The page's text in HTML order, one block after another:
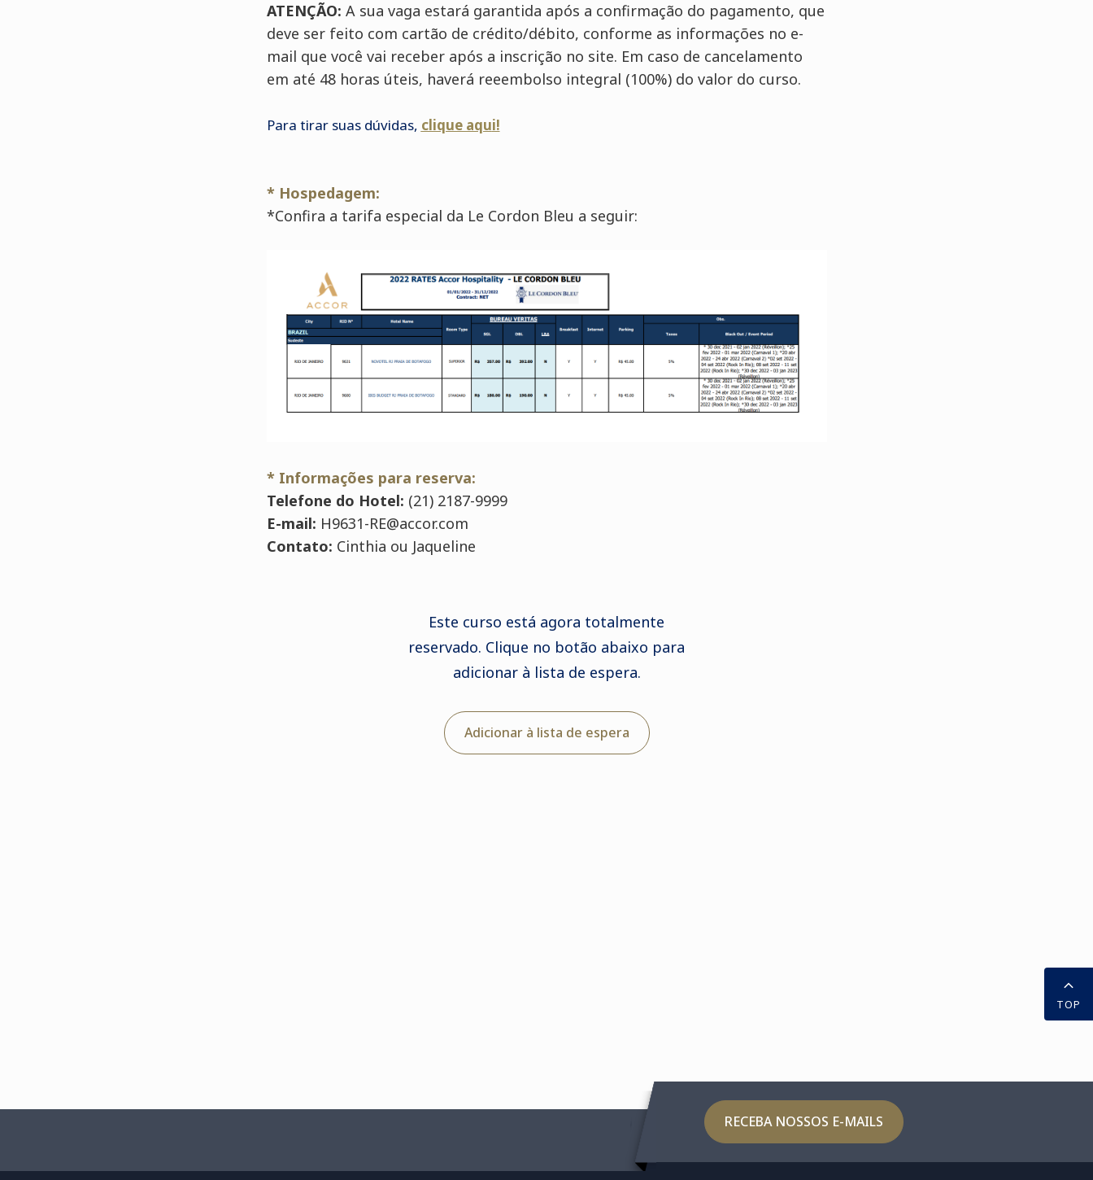
ATENÇÃO: A sua vaga estará garantida após a confirmação do pagamento, que
deve ser feito com cartão de crédito/débito, conforme as informações no e-
mail que você vai receber após a inscrição no site. Em caso de cancelamento
em até 48 horas úteis, haverá reeembolso integral (100%) do valor do curso.
Para tirar suas dúvidas, clique aqui!
* Hospedagem:
*Confira a tarifa especial da Le Cordon Bleu a seguir:
* Informações para reserva:
Telefone do Hotel: (21) 2187-9999
E-mail: H9631-RE@accor.com
Contato: Cinthia ou Jaqueline
Este curso está agora totalmente
reservado. Clique no botão abaixo para
adicionar à lista de espera.
Adicionar à lista de espera
RECEBA NOSSOS E-MAILS
TOP